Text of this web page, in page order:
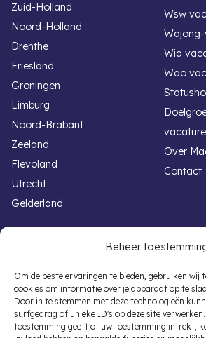
Beheer
Om de beste ervaringen te bieden, gebruiken wij
cookies om informatie over je apparaat op te
Door in te stemmen met deze technologieën
surfgedrag of unieke ID's op deze site verwerken.
toestemming geeft of uw toestemming intrekt,
Zuid-Holland
Noord-Holland
Drenthe
Friesland
Groningen
Limburg
Noord-Brabant
Zeeland
Flevoland
Utrecht
Gelderland
Wsw
Wia
Wao
Over
Contact
Handige links
Werken met een beperking
Overheid vacatures
Autisme vacatures
Banenafspraak Vacatures
Voor